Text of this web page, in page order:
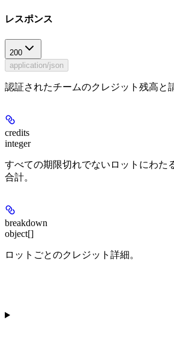
レスポンス
200
application/json
認証されたチームのクレジット残高と
credits
integer
すべての期限切れでないロットにわた
合計。
breakdown
object[]
ロットごとのクレジット詳細。